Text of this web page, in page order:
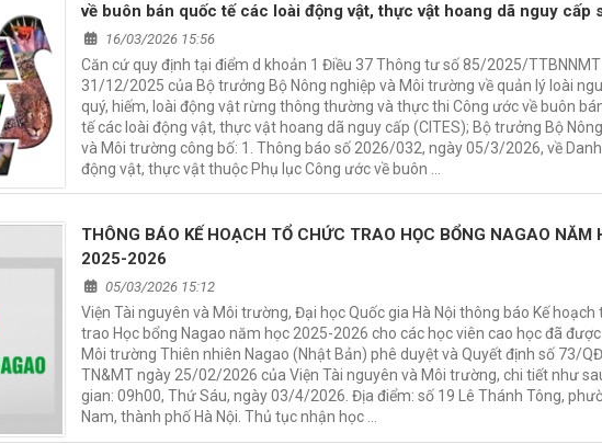
về buôn bán quốc tế các loài động vật, thực vật hoang dã nguy cấp
được Hội nghị các quốc gia thành viên CITES lần thứ 20 thông qua
16/03/2026 15:56
Căn cứ quy định tại điểm d khoản 1 Điều 37 Thông tư số 85/2025/
31/12/2025 của Bộ trưởng Bộ Nông nghiệp và Môi trường về quản lý loài
quý, hiếm, loài động vật rừng thông thường và thực thi Công ước về buôn
tế các loài động vật, thực vật hoang dã nguy cấp (CITES); Bộ trưởng Bộ
và Môi trường công bố: 1. Thông báo số 2026/032, ngày 05/3/2026, về
động vật, thực vật thuộc Phụ lục Công ước về buôn …
THÔNG BÁO KẾ HOẠCH TỔ CHỨC TRAO HỌC BỔNG NAGAO NĂM
2025-2026
05/03/2026 15:12
Viện Tài nguyên và Môi trường, Đại học Quốc gia Hà Nội thông báo Kế hoạch
trao Học bổng Nagao năm học 2025-2026 cho các học viên cao học đã được
Môi trường Thiên nhiên Nagao (Nhật Bản) phê duyệt và Quyết định số 73/
TN&MT ngày 25/02/2026 của Viện Tài nguyên và Môi trường, chi tiết như
gian: 09h00, Thứ Sáu, ngày 03/4/2026. Địa điểm: số 19 Lê Thánh Tông,
Nam, thành phố Hà Nội. Thủ tục nhận học …